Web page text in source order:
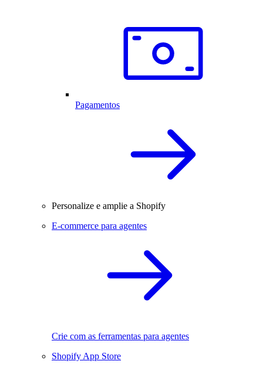
Pagamentos
Personalize e amplie a Shopify
E-commerce para agentes
Crie com as ferramentas para agentes
Shopify App Store